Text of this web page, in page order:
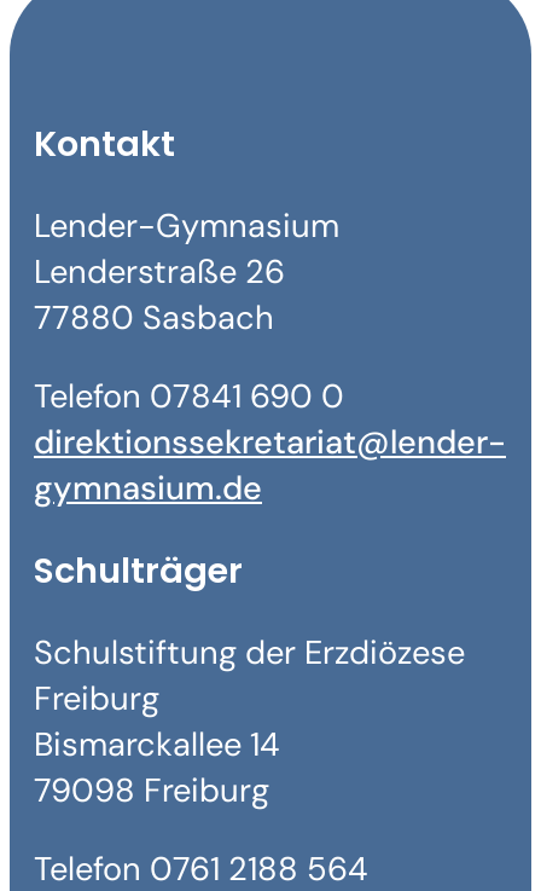
Kontakt
Lender-Gymnasium
Lenderstraße 26
77880 Sasbach
Telefon 07841 690 0
direktionssekretariat@lender-
gymnasium.de
Schulträger
Schulstiftung der Erzdiözese
Freiburg
Bismarckallee 14
79098 Freiburg
Telefon 0761 2188 564